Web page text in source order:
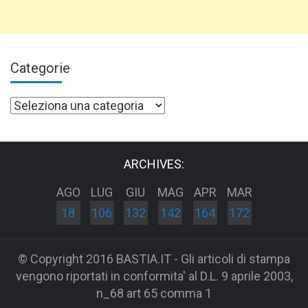
Categorie
Categorie
ARCHIVES:
AGO
18
LUG
106
GIU
132
MAG
142
APR
164
MAR
172
© Copyright 2016 BASTIA.IT - Gli articoli di stampa
vengono riportati in conformita' al D.L. 9 aprile 2003,
n_68 art 65 comma 1